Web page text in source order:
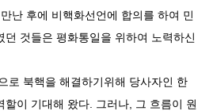
난 후에 비핵화선언에 합의를 하여 민
던 것들은 평화통일을 위하여 노력하신
로 북핵을 해결하기위해 당사자인 한
할이 기대해 왔다. 그러나, 그 흐름이 원